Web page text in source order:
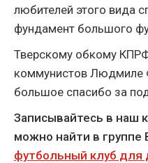
любителей этого вида
фундамент большого
Тверскому обкому
коммунистов Людмиле
большое спасибо за
Записывайтесь в наш
можно найти в группе
футбольный клуб для